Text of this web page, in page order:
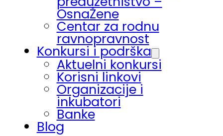
OsnaŽene
Centar za rodnu
ravnopravnost
Konkursi i podrška
Aktuelni konkursi
Korisni linkovi
Organizacije i
inkubatori
Banke
Blog